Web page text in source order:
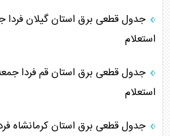
استعلام
استعلام